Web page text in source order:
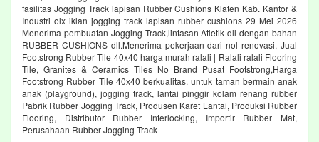
fasilitas Jogging Track lapisan Rubber Cushions Klaten Kab. Kantor &
Industri olx iklan jogging track lapisan rubber cushions 29 Mei 2026
Menerima pembuatan Jogging Track,lintasan Atletik dll dengan bahan
RUBBER CUSHIONS dll.Menerima pekerjaan dari nol renovasi, Jual
Footstrong Rubber Tile 40x40 harga murah ralali | Ralali ralali Flooring
Tile, Granites & Ceramics Tiles No Brand Pusat Footstrong,Harga
Footstrong Rubber Tile 40x40 berkualitas. untuk taman bermain anak
anak (playground), jogging track, lantai pinggir kolam renang rubber
Pabrik Rubber Jogging Track, Produsen Karet Lantai, Produksi Rubber
Flooring, Distributor Rubber Interlocking, Importir Rubber Mat,
Perusahaan Rubber Jogging Track